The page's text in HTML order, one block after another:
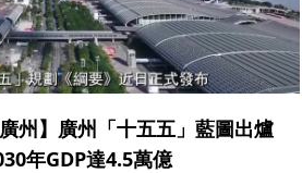
州】廣州「十五五」藍圖出爐
年GDP達4.5萬億